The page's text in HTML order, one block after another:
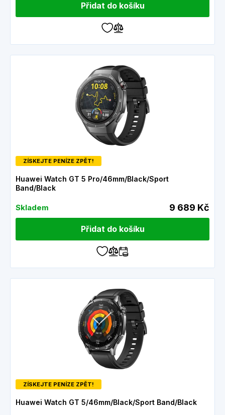
Přidat do košíku
ZÍSKEJTE PENÍZE ZPĚT!
Huawei Watch GT 5 Pro/46mm/Black/Sport
Band/Black
Skladem 9 689 Kč
Přidat do košíku
ZÍSKEJTE PENÍZE ZPĚT!
Huawei Watch GT 5/46mm/Black/Sport Band/Black